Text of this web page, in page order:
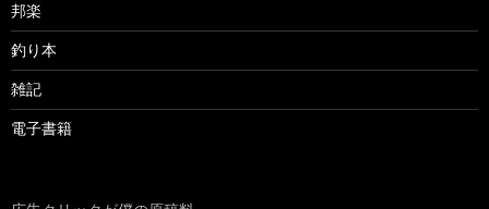
邦楽
釣り本
雑記
電子書籍